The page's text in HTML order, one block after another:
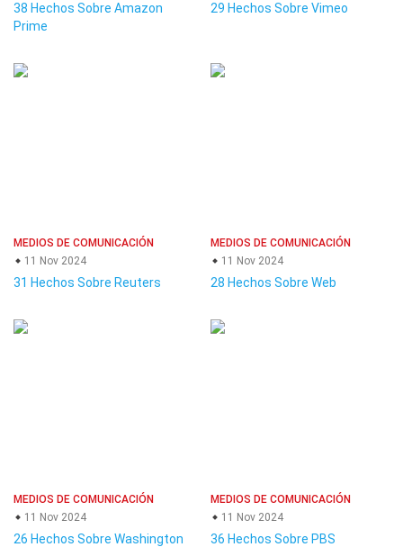
38 Hechos Sobre Amazon
Prime
29 Hechos Sobre Vimeo
MEDIOS DE COMUNICACIÓN
11 Nov 2024
31 Hechos Sobre Reuters
MEDIOS DE COMUNICACIÓN
11 Nov 2024
28 Hechos Sobre Web
MEDIOS DE COMUNICACIÓN
11 Nov 2024
26 Hechos Sobre Washington
MEDIOS DE COMUNICACIÓN
11 Nov 2024
36 Hechos Sobre PBS